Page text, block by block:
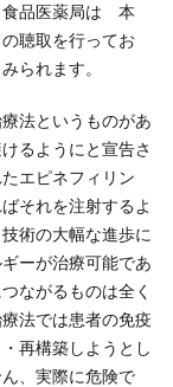
食品医薬局は 本
聴取を行ってお
られます。
法というものがあ
るようにと宣告さ
エピネフィリン
それを注射するよ
術の大幅な進歩に
ーが治療可能であ
ながるものは全く
法では患者の免疫
再構築しようとし
、実際に危険で